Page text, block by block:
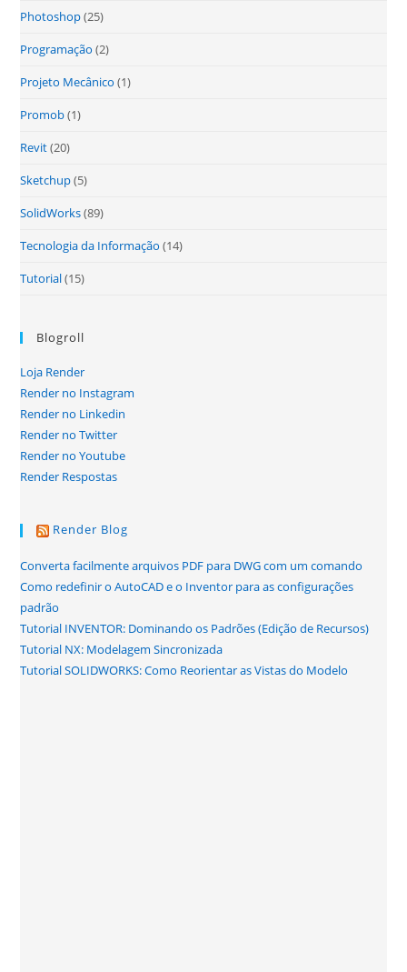
Photoshop(25)
Programação (2)
Projeto Mecânico (1)
Promob(1)
Revit(20)
Sketchup(5)
SolidWorks(89)
Tecnologia da Informação (14)
Tutorial(15)
Blogroll
Loja Render
Render no Instagram
Render no Linkedin
Render no Twitter
Render no Youtube
Render Respostas
Render Blog
Converta facilmente arquivos PDF para DWG com um comando
Como redefinir o AutoCAD e o Inventor para as configurações
padrão
Tutorial INVENTOR: Dominando os Padrões (Edição de Recursos)
Tutorial NX: Modelagem Sincronizada
Tutorial SOLIDWORKS: Como Reorientar as Vistas do Modelo